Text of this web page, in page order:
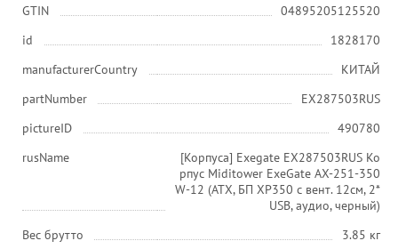
GTIN
04895205125520
id
1828170
manufacturerCountry
КИТАЙ
partNumber
EX287503RUS
pictureID
490780
rusName
[Корпуса] Exegate EX287503RUS Ко
рпус Miditower ExeGate AX-251-350
W-12 (ATX, БП XP350 с вент. 12см, 2*
USB, аудио, черный)
Вес брутто
3.85 кг